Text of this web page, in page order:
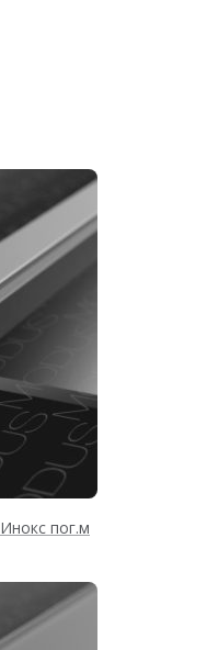
пог.м